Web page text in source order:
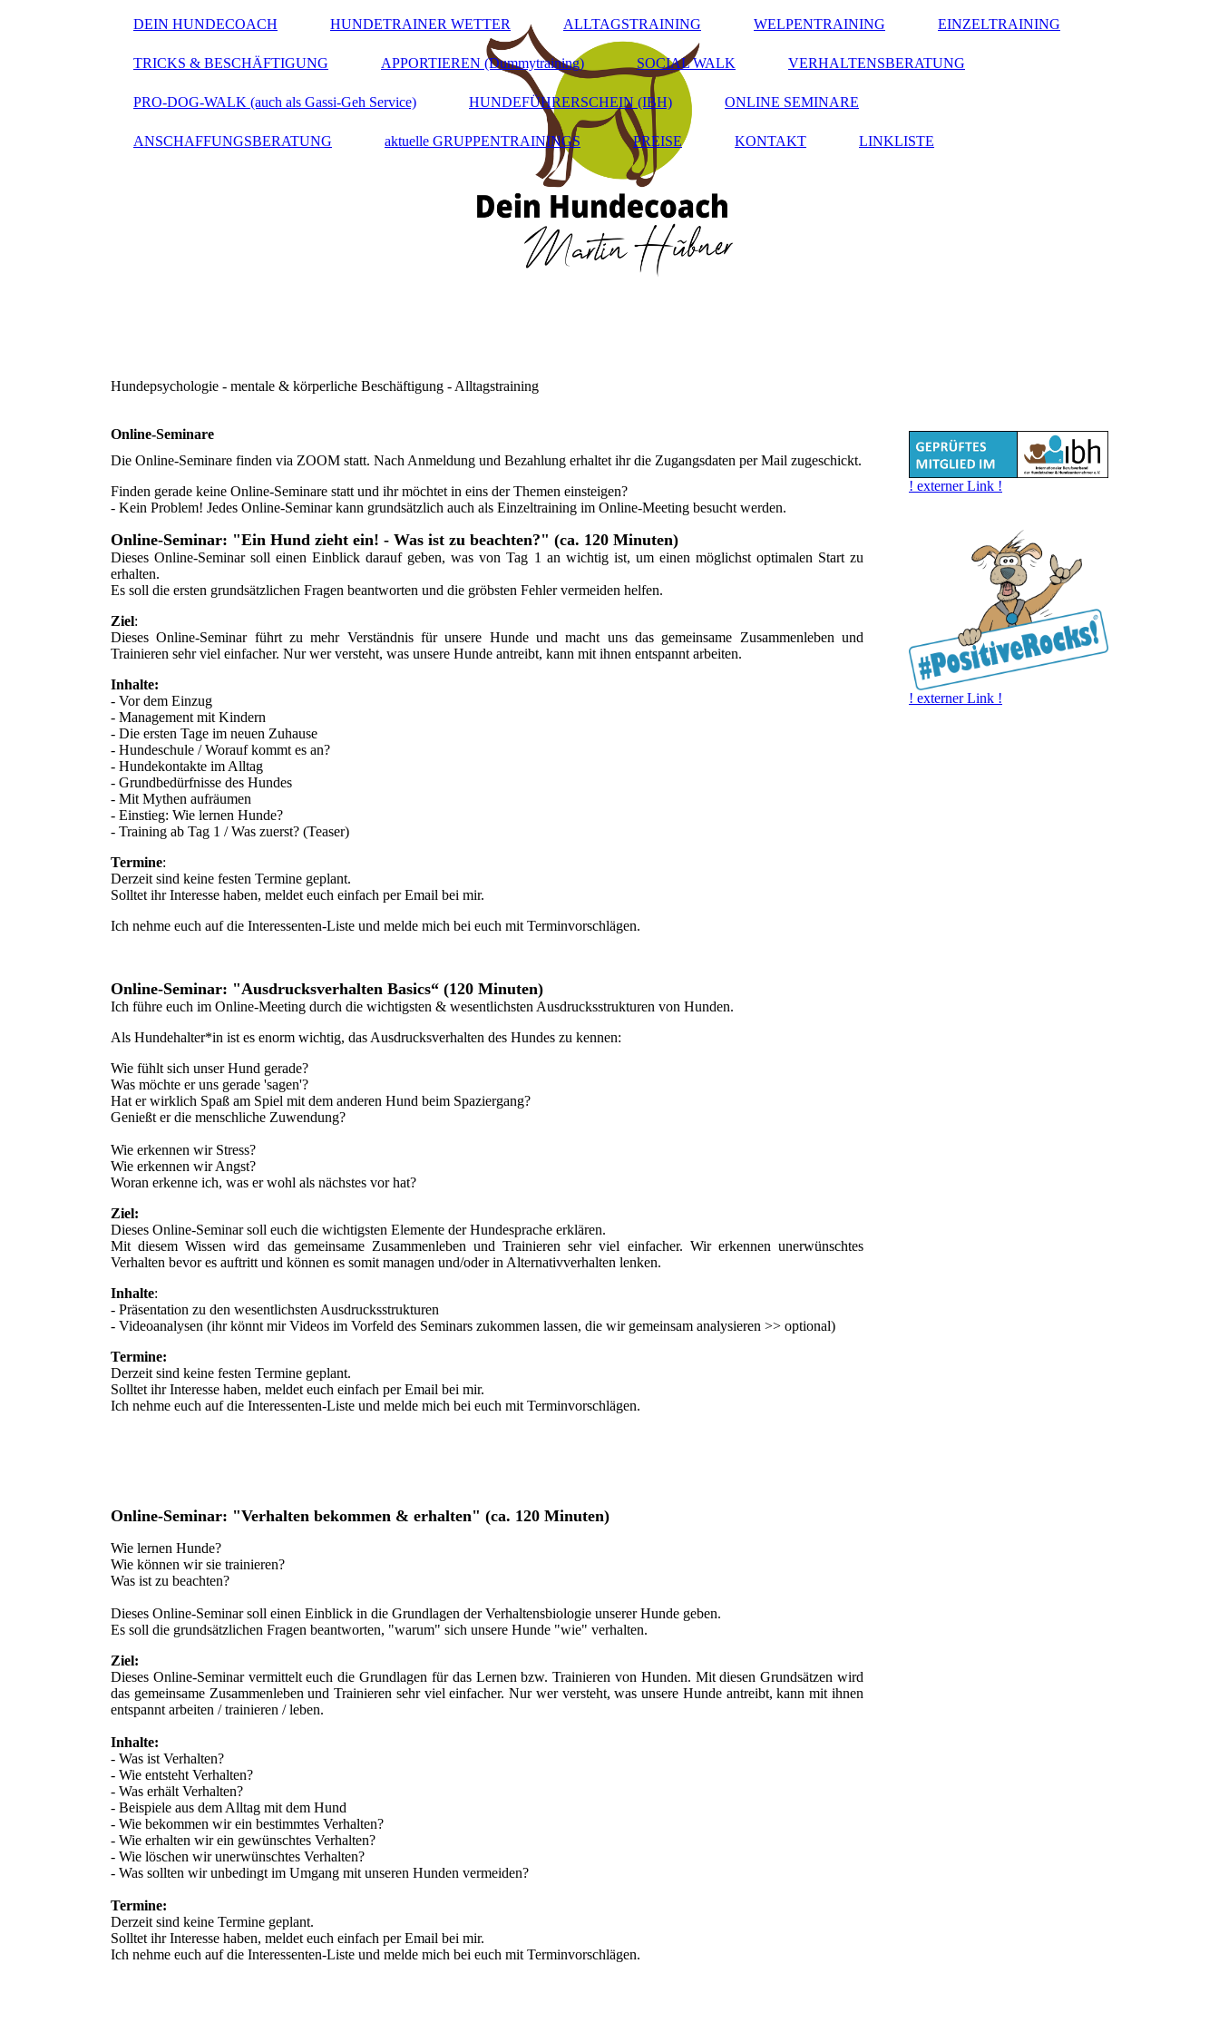
DEIN HUNDECOACH HUNDETRAINER WETTER ALLTAGSTRAINING WELPENTRAINING EINZELTRAINING
TRICKS & BESCHÄFTIGUNG APPORTIEREN (Dummytraining) SOCIAL WALK VERHALTENSBERATUNG
PRO-DOG-WALK (auch als Gassi-Geh Service) HUNDEFÜHRERSCHEIN (IBH) ONLINE SEMINARE
ANSCHAFFUNGSBERATUNG aktuelle GRUPPENTRAININGS PREISE KONTAKT LINKLISTE
Hundepsychologie - mentale & körperliche Beschäftigung - Alltagstraining
Online-Seminare
Die Online-Seminare finden via ZOOM statt. Nach Anmeldung und Bezahlung erhaltet ihr die Zugangsdaten per Mail zugeschickt.
Finden gerade keine Online-Seminare statt und ihr möchtet in eins der Themen einsteigen?
- Kein Problem! Jedes Online-Seminar kann grundsätzlich auch als Einzeltraining im Online-Meeting besucht werden.
Online-Seminar: "Ein Hund zieht ein! - Was ist zu beachten?" (ca. 120 Minuten)
Dieses Online-Seminar soll einen Einblick darauf geben, was von Tag 1 an wichtig ist, um einen möglichst optimalen Start zu
erhalten.
Es soll die ersten grundsätzlichen Fragen beantworten und die gröbsten Fehler vermeiden helfen.
Ziel:
Dieses Online-Seminar führt zu mehr Verständnis für unsere Hunde und macht uns das gemeinsame Zusammenleben und
Trainieren sehr viel einfacher. Nur wer versteht, was unsere Hunde antreibt, kann mit ihnen entspannt arbeiten.
Inhalte:
- Vor dem Einzug
- Management mit Kindern
- Die ersten Tage im neuen Zuhause
- Hundeschule / Worauf kommt es an?
- Hundekontakte im Alltag
- Grundbedürfnisse des Hundes
- Mit Mythen aufräumen
- Einstieg: Wie lernen Hunde?
- Training ab Tag 1 / Was zuerst? (Teaser)
Termine:
Derzeit sind keine festen Termine geplant.
Solltet ihr Interesse haben, meldet euch einfach per Email bei mir.
Ich nehme euch auf die Interessenten-Liste und melde mich bei euch mit Terminvorschlägen.
Online-Seminar: "Ausdrucksverhalten Basics“ (120 Minuten)
Ich führe euch im Online-Meeting durch die wichtigsten & wesentlichsten Ausdrucksstrukturen von Hunden.
Als Hundehalter*in ist es enorm wichtig, das Ausdrucksverhalten des Hundes zu kennen:
Wie fühlt sich unser Hund gerade?
Was möchte er uns gerade 'sagen'?
Hat er wirklich Spaß am Spiel mit dem anderen Hund beim Spaziergang?
Genießt er die menschliche Zuwendung?
Wie erkennen wir Stress?
Wie erkennen wir Angst?
Woran erkenne ich, was er wohl als nächstes vor hat?
Ziel:
Dieses Online-Seminar soll euch die wichtigsten Elemente der Hundesprache erklären.
Mit diesem Wissen wird das gemeinsame Zusammenleben und Trainieren sehr viel einfacher. Wir erkennen unerwünschtes
Verhalten bevor es auftritt und können es somit managen und/oder in Alternativverhalten lenken.
Inhalte:
- Präsentation zu den wesentlichsten Ausdrucksstrukturen
- Videoanalysen (ihr könnt mir Videos im Vorfeld des Seminars zukommen lassen, die wir gemeinsam analysieren >> optional)
Termine:
Derzeit sind keine festen Termine geplant.
Solltet ihr Interesse haben, meldet euch einfach per Email bei mir.
Ich nehme euch auf die Interessenten-Liste und melde mich bei euch mit Terminvorschlägen.
Online-Seminar: "Verhalten bekommen & erhalten" (ca. 120 Minuten)
Wie lernen Hunde?
Wie können wir sie trainieren?
Was ist zu beachten?
Dieses Online-Seminar soll einen Einblick in die Grundlagen der Verhaltensbiologie unserer Hunde geben.
Es soll die grundsätzlichen Fragen beantworten, "warum" sich unsere Hunde "wie" verhalten.
Ziel:
Dieses Online-Seminar vermittelt euch die Grundlagen für das Lernen bzw. Trainieren von Hunden. Mit diesen Grundsätzen wird
das gemeinsame Zusammenleben und Trainieren sehr viel einfacher. Nur wer versteht, was unsere Hunde antreibt, kann mit ihnen
entspannt arbeiten / trainieren / leben.
Inhalte:
- Was ist Verhalten?
- Wie entsteht Verhalten?
- Was erhält Verhalten?
- Beispiele aus dem Alltag mit dem Hund
- Wie bekommen wir ein bestimmtes Verhalten?
- Wie erhalten wir ein gewünschtes Verhalten?
- Wie löschen wir unerwünschtes Verhalten?
- Was sollten wir unbedingt im Umgang mit unseren Hunden vermeiden?
Termine:
Derzeit sind keine Termine geplant.
Solltet ihr Interesse haben, meldet euch einfach per Email bei mir.
Ich nehme euch auf die Interessenten-Liste und melde mich bei euch mit Terminvorschlägen.
! externer Link !
! externer Link !